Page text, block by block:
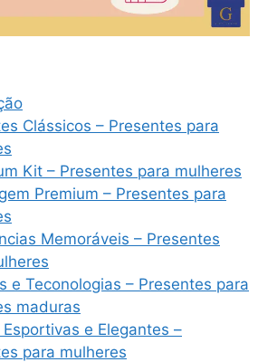
Clássicos – Presentes para
Kit – Presentes para mulheres
Premium – Presentes para
Memoráveis – Presentes
e Teconologias – Presentes para
maduras
Esportivas e Elegantes –
para mulheres